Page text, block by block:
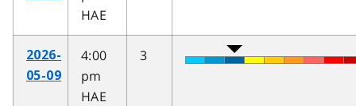
HAE
2026-
05-09
4:00
pm
HAE
3